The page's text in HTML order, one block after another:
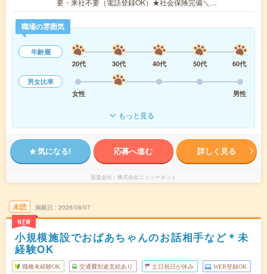
要・来社不要（電話登録OK）★社会保険完備＼…
職場の雰囲気
年齢層
20代
30代 40代 50代
60代
男女比率
女性
男性
もっと見る
気になる! 応募へ進む 詳しく見る
派遣会社 株式会社ニッソーネット
未読
NEW
掲載日 2026/08/07
小規模施設でおばあちゃんのお話相手など＊未
経験OK
職種未経験OK 交通費別途支給あり 土日祝日が休み WEB登録OK